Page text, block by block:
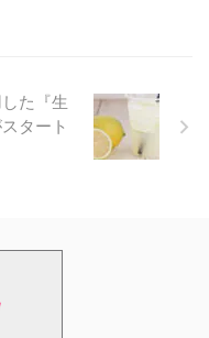
た『生
タート